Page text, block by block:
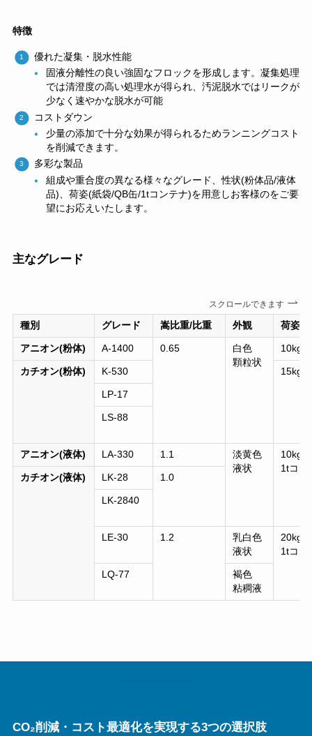
特徴
優れた凝集・脱水性能
固液分離性の良い強固なフロックを形成します。凝集処理
では清澄度の高い処理水が得られ、汚泥脱水ではリークが
少なく速やかな脱水が可能
コストダウン
少量の添加で十分な効果が得られるためランニングコスト
を削減できます。
多彩な製品
組成や重合度の異なる様々なグレード、性状(粉体品/液体
品)、荷姿(紙袋/QB缶/1tコンテナ)を用意しお客様のをご要
望にお応えいたします。
主なグレード
スクロールできます
種別 グレード 嵩比重/比重 外観 荷姿
アニオン(粉体) A-1400 0.65
白色
顆粒状
10kg
カチオン(粉体) K-530 15kg
LP-17
LS-88
アニオン(液体) LA-330 1.1
淡黄色
液状
10kg
1tコン
カチオン(液体)
LK-28 1.0
LK-2840
LE-30 1.2
乳白色
液状
20kg
1tコン
LQ-77
褐色
粘稠液
CO₂削減・コスト最適化を実現する3つの選択肢